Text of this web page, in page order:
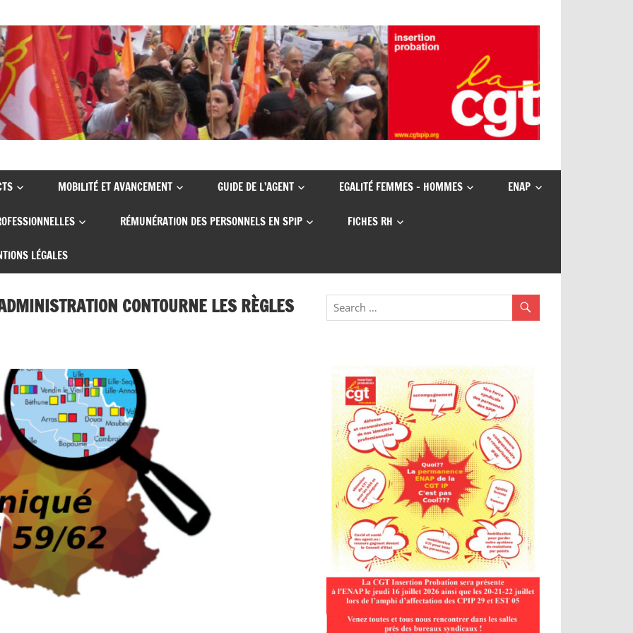
MOBILITÉ ET AVANCEMENT GUIDE DE L’AGENT EGALITÉ FEMMES – HOMMES ENAP
RÉMUNÉRATION DES PERSONNELS EN SPIP FICHES RH
LÉGALES
CONTOURNE LES RÈGLES